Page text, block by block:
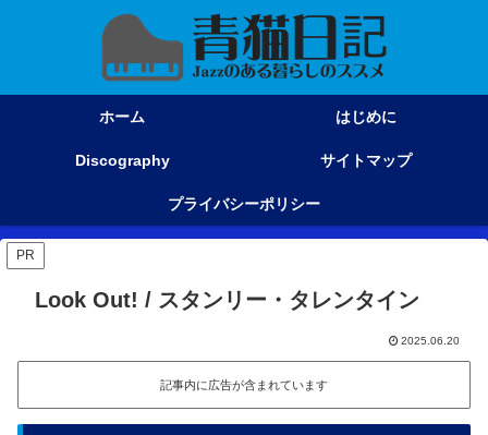
ホーム はじめに
Discography サイトマップ
プライバシーポリシー
PR
Look Out! / スタンリー・タレンタイン
2025.06.20
記事内に広告が含まれています